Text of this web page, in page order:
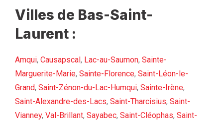
Villes de Bas-Saint-
Laurent :
Amqui, Causapscal , Lac-au-Saumon, Sainte-
Marguerite-Marie, Sainte-Florence, Saint-Léon-le-
Grand, Saint-Zénon-du-Lac-Humqui, Sainte-Irène,
Saint-Alexandre-des-Lacs, Saint-Tharcisius, Saint-
Vianney, Val-Brillant, Sayabec, Saint-Cléophas, Saint-